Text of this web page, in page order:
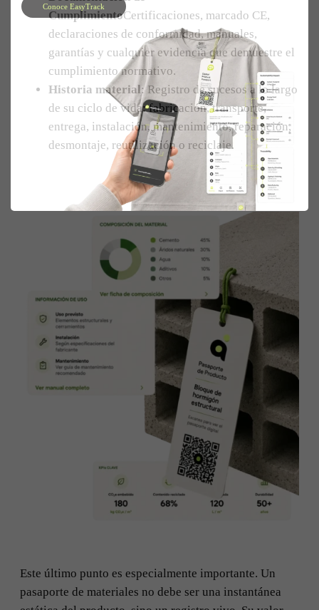
CumplimientoCertificaciones, marcado CE,
declaraciones de conformidad, manuales,
garantías y cualquier evidencia que demuestre el
cumplimiento normativo.
Historia material : Registro de sucesos a lo largo
de su ciclo de vida: fabricación, transporte,
entrega, instalación, mantenimiento, reparación,
desmontaje, reutilización o reciclaje.
Este último punto es especialmente importante. Un
pasaporte de materiales no debe ser una instantánea
Conoce EasyTrack